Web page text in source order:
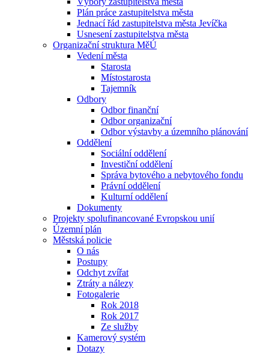
Plán práce zastupitelstva města
Jednací řád zastupitelstva města Jevíčka
Usnesení zastupitelstva města
Organizační struktura MěÚ
Vedení města
Starosta
Místostarosta
Tajemník
Odbory
Odbor finanční
Odbor organizační
Odbor výstavby a územního plánování
Oddělení
Sociální oddělení
Investiční oddělení
Správa bytového a nebytového fondu
Právní oddělení
Kulturní oddělení
Dokumenty
Projekty spolufinancované Evropskou unií
Územní plán
Městská policie
O nás
Postupy
Odchyt zvířat
Ztráty a nálezy
Fotogalerie
Rok 2018
Rok 2017
Ze služby
Kamerový systém
Dotazy